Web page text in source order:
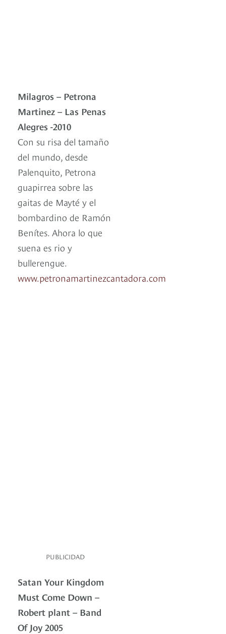
Milagros – Petrona
Martinez – Las Penas
Alegres -2010
Con su risa del tamaño
del mundo, desde
Palenquito, Petrona
guapirrea sobre las
gaitas de Mayté y el
bombardino de Ramón
Benítes. Ahora lo que
suena es rio y
bullerengue.
www.petronamartinezcantadora.com
PUBLICIDAD
Satan Your Kingdom
Must Come Down –
Robert plant – Band
Of Joy 2005